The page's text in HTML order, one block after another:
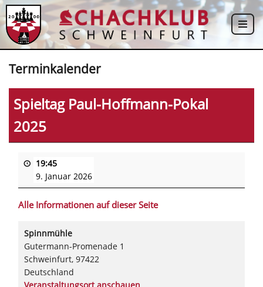
Zum
Inhalt
Terminkalender
Spieltag Paul-Hoffmann-Pokal
2025
19:45
9. Januar 2026
Alle Informationen auf dieser Seite
Spinnmühle
Gutermann-Promenade 1
Schweinfurt, 97422
Deutschland